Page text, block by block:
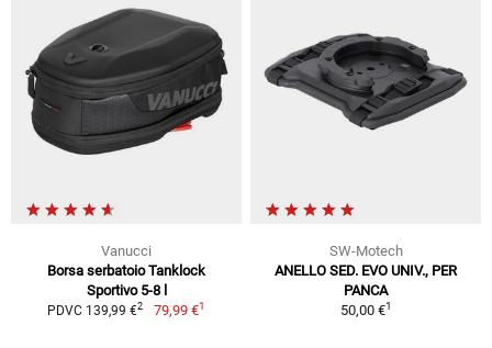
Vanucci
Borsa serbatoio Tanklock
Sportivo 5-8 l
PDVC 139,99 €2 79,99 €1
SW-Motech
ANELLO SED. EVO UNIV., PER
PANCA
50,00 €1